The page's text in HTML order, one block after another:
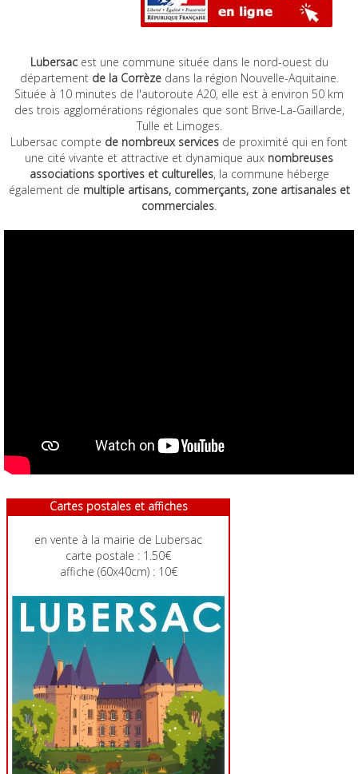
Lubersacest une commune située dans le nord-ouest du
département de la Corrèzedans la région Nouvelle-Aquitaine.
Située à 10 minutes de l'autoroute A20, elle est à environ 50 km
des trois agglomérations régionales que sont Brive-La-Gaillarde,
Tulle et Limoges.
Lubersac compte de nombreux services de proximité qui en font
une cité vivante et attractive et dynamique aux nombreuses
associations sportives et culturelles, la commune héberge
également de multiple artisans, commerçants, zone artisanales et
commerciales.
Cartes postales et affiches
en vente à la mairie de Lubersac
carte postale : 1.50€
affiche (60x40cm) : 10€